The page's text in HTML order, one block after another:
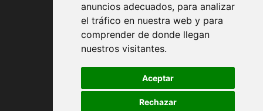
anuncios adecuados, para analizar
el tráfico en nuestra web y para
comprender de donde llegan
nuestros visitantes.
Aceptar
Rechazar
Expédition et remise
Retour
Modes de paiement